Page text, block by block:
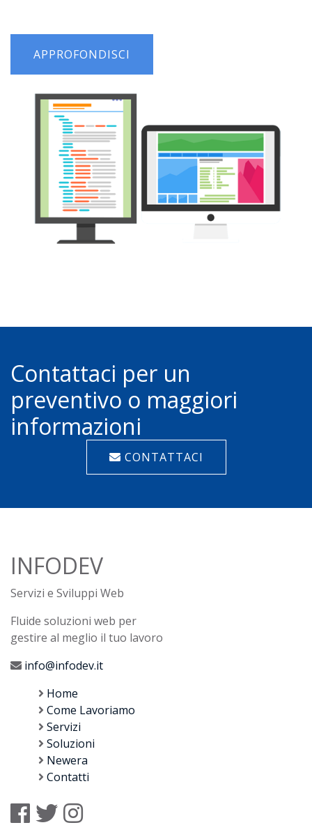
APPROFONDISCI
Contattaci per un
preventivo o maggiori
informazioni
CONTATTACI
INFODEV
Servizi e Sviluppi Web
Fluide soluzioni web per
gestire al meglio il tuo lavoro
info@infodev.it
Home
Come Lavoriamo
Servizi
Soluzioni
Newera
Contatti